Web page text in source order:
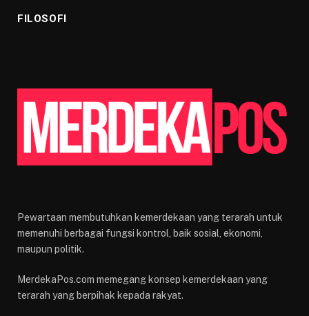
FILOSOFI
Pewartaan membutuhkan kemerdekaan yang terarah untuk
memenuhi berbagai fungsi kontrol, baik sosial, ekonomi,
maupun politik.
MerdekaPos.com memegang konsep kemerdekaan yang
terarah yang berpihak kepada rakyat.